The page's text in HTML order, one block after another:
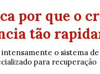
por que o
tão
o sistema
para recuperação